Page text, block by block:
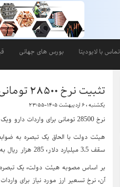
بورس های جهانی تماس با لایودیتا
تثبیت نرخ ۲۸۵۰۰ تومانی واردات دارو و گندم تا سقف 3.5 میلیارد
یکشنبه ، ۶ اردیبهشت ۱۴۰۵-۲۳:۵۵
نرخ 28500 تومانی برای واردات دارو ویک قلم کالای اساسی تا سقف 3.5 میلیارد دلار تثبیت شد.
سقف 3.5 میلیارد دلار، 285 هزار ریال به ازای هر دلار تعیین کرد.
آن، نرخ تسعیر ارز مورد نیاز برای